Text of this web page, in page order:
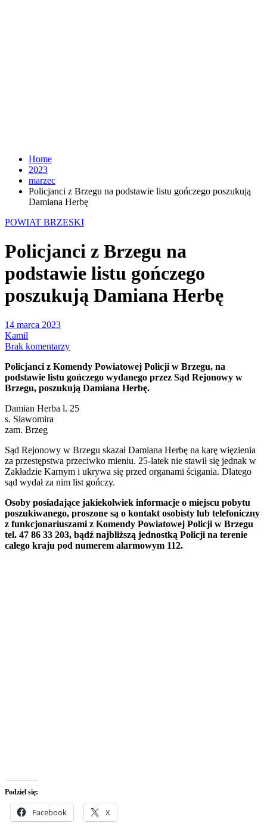
Home
2023
marzec
Policjanci z Brzegu na podstawie listu gończego poszukują
Damiana Herbę
POWIAT BRZESKI
Policjanci z Brzegu na
podstawie listu gończego
poszukują Damiana Herbę
14 marca 2023
Kamil
Brak komentarzy
Policjanci z Komendy Powiatowej Policji w Brzegu, na
podstawie listu gończego wydanego przez Sąd Rejonowy w
Brzegu, poszukują Damiana Herbę.
Damian Herba l. 25
s. Sławomira
zam. Brzeg
Sąd Rejonowy w Brzegu skazał Damiana Herbę na karę więzienia
za przestępstwa przeciwko mieniu. 25-latek nie stawił się jednak w
Zakładzie Karnym i ukrywa się przed organami ścigania. Dlatego
sąd wydał za nim list gończy.
Osoby posiadające jakiekolwiek informacje o miejscu pobytu
poszukiwanego, proszone są o kontakt osobisty lub telefoniczny
z funkcjonariuszami z Komendy Powiatowej Policji w Brzegu
tel. 47 86 33 203, bądź najbliższą jednostką Policji na terenie
całego kraju pod numerem alarmowym 112.
Podziel się:
Facebook X